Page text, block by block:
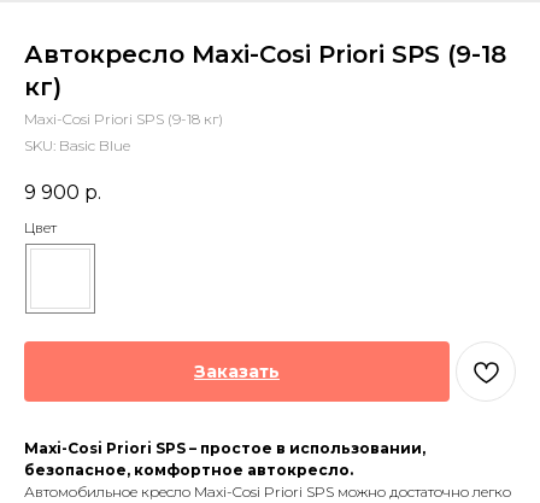
Автокресло Maxi-Cosi Priori SPS (9-18
кг)
Maxi-Cosi Priori SPS (9-18 кг)
SKU: Basic Blue
9 900 р.
Цвет
Заказать
Maxi-Cosi Priori SPS – простое в использовании,
безопасное, комфортное автокресло.
Автомoбильное крeслo Maxi-Cosi Priori SPS можно достаточно легко